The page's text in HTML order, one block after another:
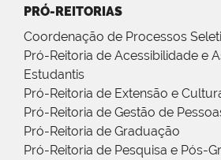
PRÓ-REITORIAS
Coordenação de Processos
Pró-Reitoria de Acessibilidade e
Estudantis
Pró-Reitoria de Extensão e
Pró-Reitoria de Gestão de
Pró-Reitoria de Graduação
Pró-Reitoria de Pesquisa e Pós-